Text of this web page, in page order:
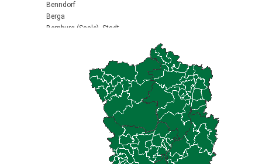
Benndorf
Berga
Bernburg (Saale), Stadt
Bitterfeld-Wolfen, Stadt
Blankenburg (Harz), Stadt